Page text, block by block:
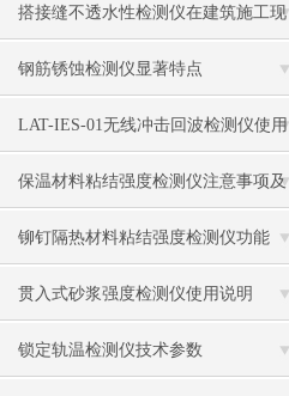
果的因素有哪些？
搭接缝不透水性检测仪在建筑施工现
场中的应用
钢筋锈蚀检测仪显著特点
LAT-IES-01无线冲击回波检测仪使用
操作方法
保温材料粘结强度检测仪注意事项及
保养
铆钉隔热材料粘结强度检测仪功能
贯入式砂浆强度检测仪使用说明
锁定轨温检测仪技术参数